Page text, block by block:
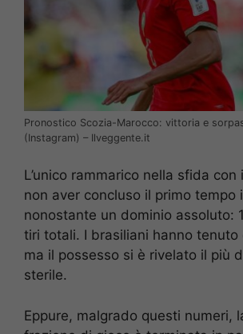
Pronostico Scozia-Marocco: vittoria e
(Instagram) – Ilveggente.it
L’unico rammarico nella sfida con
non aver concluso il primo tempo
nonostante un dominio assoluto:
tiri totali. I brasiliani hanno tenuto
ma il possesso si è rivelato il più
sterile.
Eppure, malgrado questi numeri,